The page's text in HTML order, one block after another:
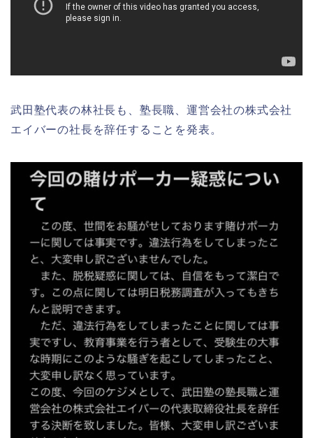
武田塾代表の林社長も、塾長職、運営会社の株式会社
エイバーの社長を辞任することを発表。